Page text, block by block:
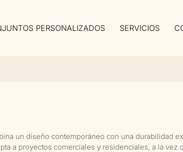
PERSONALIZADOS SERVICIOS
un diseño contemporáneo con una durabilidad
a proyectos comerciales y residenciales, a la vez